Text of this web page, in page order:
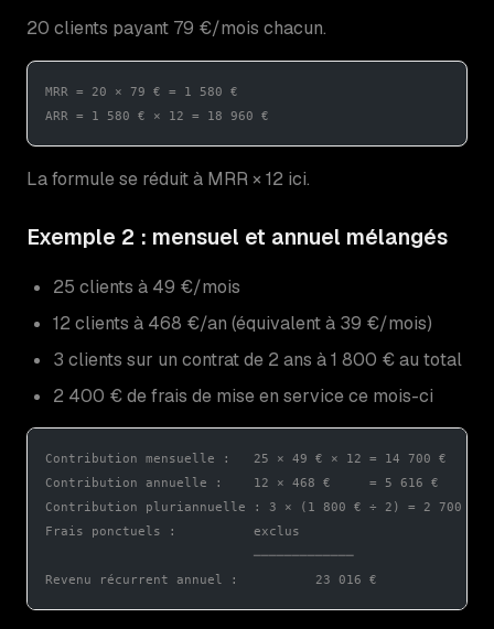
20 clients payant 79 €/mois chacun.
MRR = 20 × 79 € = 1 580 €
ARR = 1 580 € × 12 = 18 960 €
La formule se réduit à MRR × 12 ici.
Exemple 2 : mensuel et annuel mélangés
25 clients à 49 €/mois
12 clients à 468 €/an (équivalent à 39 €/mois)
3 clients sur un contrat de 2 ans à 1 800 € au total
2 400 € de frais de mise en service ce mois-ci
Contribution mensuelle :   25 × 49 € × 12 = 14 700 €
Contribution annuelle :    12 × 468 €     = 5 616 €
Contribution pluriannuelle : 3 × (1 800 € ÷ 2) = 2 700 €
Frais ponctuels :          exclus
                           ─────────────
Revenu récurrent annuel :          23 016 €